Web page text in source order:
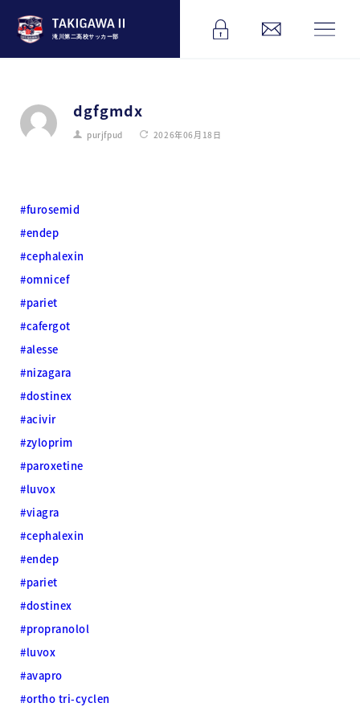
滝川第二高校サッカー部
dgfgmdx
purjfpud 2026年06月18日
#furosemid
#endep
#cephalexin
#omnicef
#pariet
#cafergot
#alesse
#nizagara
#dostinex
#acivir
#zyloprim
#paroxetine
#luvox
#viagra
#cephalexin
#endep
#pariet
#dostinex
#propranolol
#luvox
#avapro
#ortho tri-cyclen